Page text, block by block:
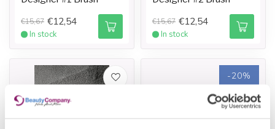
€15,67 €12,54
In stock
€15,67 €12,54
In stock
-20%